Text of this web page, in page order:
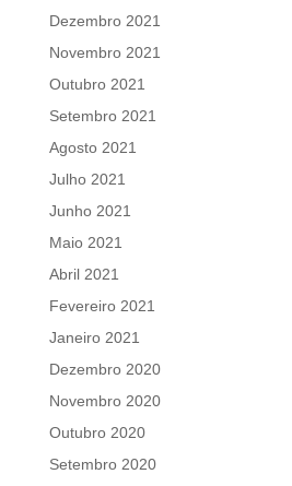
Dezembro 2021
Novembro 2021
Outubro 2021
Setembro 2021
Agosto 2021
Julho 2021
Junho 2021
Maio 2021
Abril 2021
Fevereiro 2021
Janeiro 2021
Dezembro 2020
Novembro 2020
Outubro 2020
Setembro 2020